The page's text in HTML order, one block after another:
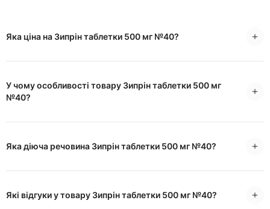
Яка ціна на Зипрін таблетки 500 мг №40?
У чому особливості товару Зипрін таблетки 500 мг
№40?
Яка діюча речовина Зипрін таблетки 500 мг №40?
Які відгуки у товару Зипрін таблетки 500 мг №40?